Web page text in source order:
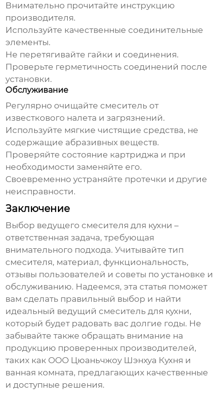
Внимательно прочитайте инструкцию
производителя.
Используйте качественные соединительные
элементы.
Не перетягивайте гайки и соединения.
Проверьте герметичность соединений после
установки.
Обслуживание
Регулярно очищайте смеситель от
известкового налета и загрязнений.
Используйте мягкие чистящие средства, не
содержащие абразивных веществ.
Проверяйте состояние картриджа и при
необходимости заменяйте его.
Своевременно устраняйте протечки и другие
неисправности.
Заключение
Выбор ведущего смесителя для кухни –
ответственная задача, требующая
внимательного подхода. Учитывайте тип
смесителя, материал, функциональность,
отзывы пользователей и советы по установке и
обслуживанию. Надеемся, эта статья поможет
вам сделать правильный выбор и найти
идеальный ведущий смеситель для кухни,
который будет радовать вас долгие годы. Не
забывайте также обращать внимание на
продукцию проверенных производителей,
таких как ООО Цюаньчжоу Шэнхуа Кухня и
ванная комната, предлагающих качественные
и доступные решения.